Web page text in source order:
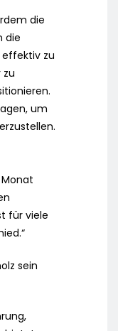
die
die
zu
um
für viele
sein